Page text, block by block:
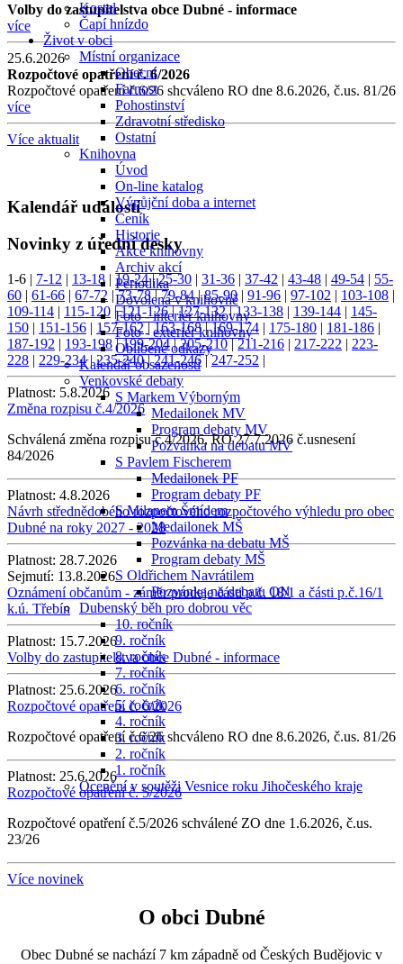
Kostel
Čapí hnízdo
Život v obci
Místní organizace
Obecní
Farnost
Pohostinství
Zdravotní středisko
Ostatní
Knihovna
Úvod
On-line katalog
Výpůjční doba a internet
Ceník
Historie
Akce knihovny
Archiv akcí
Periodika
Dovolená v knihovně
Foto - interiér knihovny
Foto - exteriér knihovny
Oblíbené odkazy
Kalendář obsazenosti
Venkovské debaty
S Markem Výborným
Medailonek MV
Program debaty MV
Pozvánka na debatu MV
S Pavlem Fischerem
Medailonek PF
Program debaty PF
S Milanem Šmídem
Medailonek MŠ
Pozvánka na debatu MŠ
Program debaty MŠ
S Oldřichem Navrátilem
Pozvánka na debatu ON
Dubenský běh pro dobrou věc
10. ročník
9. ročník
8. ročník
7. ročník
6. ročník
5. ročník
4. ročník
3. ročník
2. ročník
1. ročník
Ocenění v soutěži Vesnice roku Jihočeského kraje
Volby do zastupitelstva obce Dubné - informace
více
25.6.2026
Rozpočtové opatření č. 6/2026
Rozpočtové opatření č.6/26 shcváleno RO dne 8.6.2026, č.us. 81/26
více
Více aktualit
Kalendář událostí
Novinky z úřední desky
1-6 | 7-12 | 13-18 | 19-24|25-30 | 31-36 | 37-42 | 43-48 | 49-54 | 55-
60 | 61-66 | 67-72 |73-78|79-84|85-90| 91-96 | 97-102 | 103-108 |
109-114 | 115-120 |121-126|127-132|133-138 | 139-144 | 145-
150 | 151-156 | 157-162|163-168|169-174 | 175-180 | 181-186 |
187-192 | 193-198|199-204|205-210|211-216 | 217-222 | 223-
228 | 229-234|235-240|241-246|247-252 |
Platnost: 5.8.2026
Změna rozpisu č.4/2026
Schválená změna rozpisu č.4/2026, RO 27.7.2026 č.usnesení
84/2026
Platnost: 4.8.2026
Návrh střednědobého rozpočtového rozpočtového výhledu pro obec
Dubné na roky 2027 - 2028
Platnost: 28.7.2026
Sejmutí: 13.8.2026
Oznámení občanům - záměr prodeje části p.č. 18/1 a části p.č.16/1
k.ú. Třebín
Platnost: 15.7.2026
Volby do zastupitelstva obce Dubné - informace
Platnost: 25.6.2026
Rozpočtové opatření č. 6/2026
Rozpočtové opatření č.6/26 shcváleno RO dne 8.6.2026, č.us. 81/26
Platnost: 25.6.2026
Rozpočtové opatření č. 5/2026
Rozpočtové opatření č.5/2026 schválené ZO dne 1.6.2026, č.us.
23/26
Více novinek
O obci Dubné
Obec Dubné se nachází 7 km západně od Českých Budějovic v